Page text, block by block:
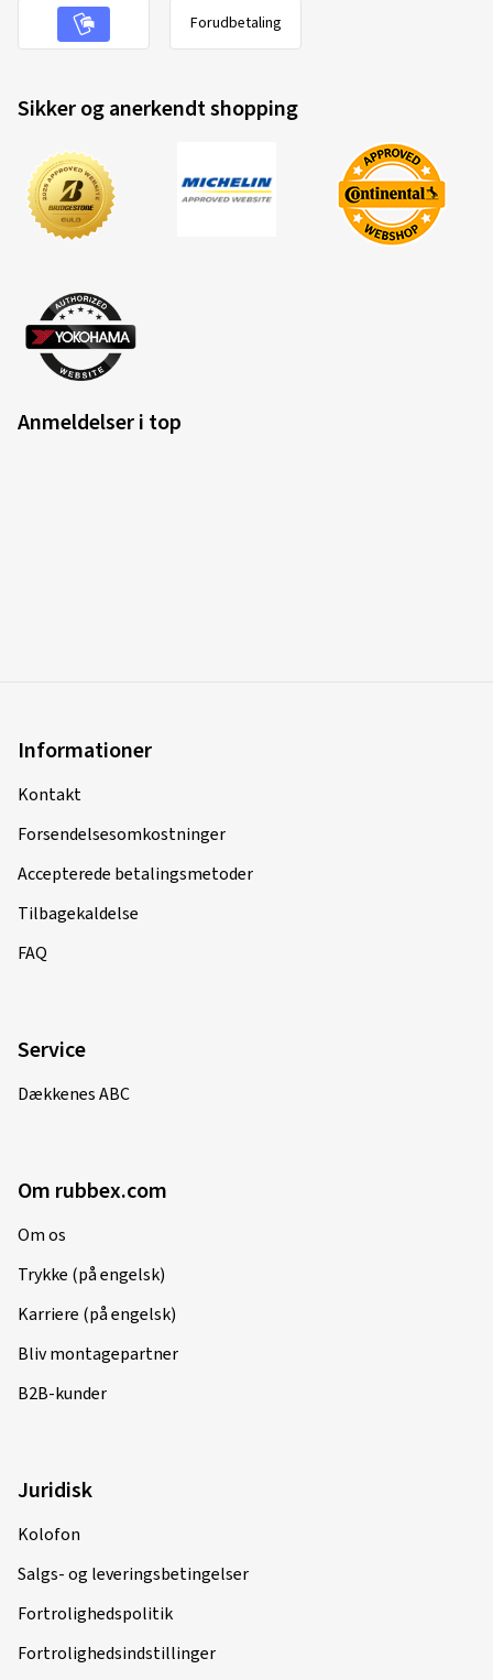
Forudbetaling
Sikker og anerkendt shopping
Anmeldelser i top
Informationer
Kontakt
Forsendelsesomkostninger
Accepterede betalingsmetoder
Tilbagekaldelse
FAQ
Service
Dækkenes ABC
Om rubbex.com
Om os
Trykke (på engelsk)
Karriere (på engelsk)
Bliv montagepartner
B2B-kunder
Juridisk
Kolofon
Salgs- og leveringsbetingelser
Fortrolighedspolitik
Fortrolighedsindstillinger